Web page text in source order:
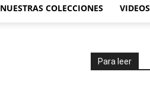
NUESTRAS COLECCIONES VIDEOS
Para leer